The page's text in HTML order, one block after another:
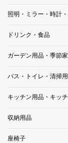
照明・ミラー・時計
ドリンク・食品
ガーデン用品・季節
バス・トイレ・清掃
キッチン用品・キッ
収納用品
座椅子